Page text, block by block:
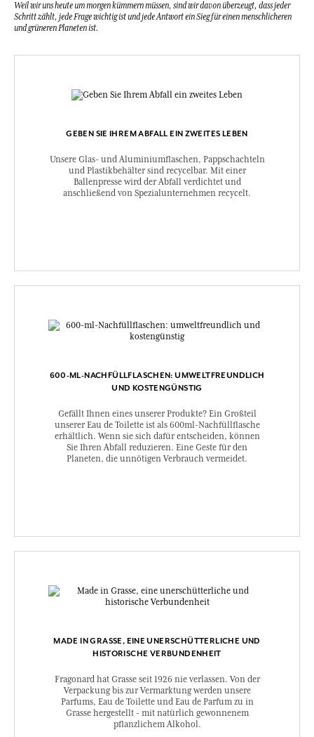
Weil wir uns heute um morgen kümmern müssen, sind wir davon überzeugt, dass jeder
Schritt zählt, jede Frage wichtig ist und jede Antwort ein Sieg für einen menschlicheren
und grüneren Planeten ist.
GEBEN SIE IHREM ABFALL EIN ZWEITES LEBEN
Unsere Glas- und Aluminiumflaschen, Pappschachteln
und Plastikbehälter sind recycelbar. Mit einer
Ballenpresse wird der Abfall verdichtet und
anschließend von Spezialunternehmen recycelt.
600-ML-NACHFÜLLFLASCHEN: UMWELTFREUNDLICH
UND KOSTENGÜNSTIG
Gefällt Ihnen eines unserer Produkte? Ein Großteil
unserer Eau de Toilette ist als 600ml-Nachfüllflasche
erhältlich. Wenn sie sich dafür entscheiden, können
Sie Ihren Abfall reduzieren. Eine Geste für den
Planeten, die unnötigen Verbrauch vermeidet.
MADE IN GRASSE, EINE UNERSCHÜTTERLICHE UND
HISTORISCHE VERBUNDENHEIT
Fragonard hat Grasse seit 1926 nie verlassen. Von der
Verpackung bis zur Vermarktung werden unsere
Parfums, Eau de Toilette und Eau de Parfum zu in
Grasse hergestellt - mit natürlich gewonnenem
pflanzlichem Alkohol.